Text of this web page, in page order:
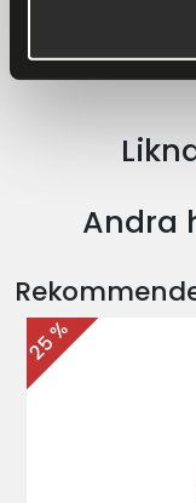
view
Andra
25 %